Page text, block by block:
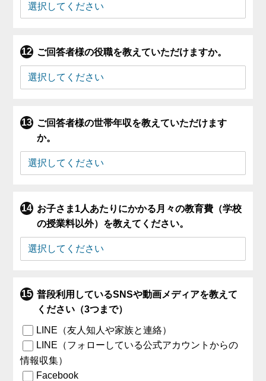
ご回答者様の役職を教えていただけますか。
ご回答者様の世帯年収を教えていただけます
か。
お子さま1人あたりにかかる月々の教育費（学校
の授業料以外）を教えてください。
普段利用しているSNSや動画メディアを教えて
ください（3つまで）
LINE（友人知人や家族と連絡）
LINE（フォローしている公式アカウントからの
情報収集）
Facebook